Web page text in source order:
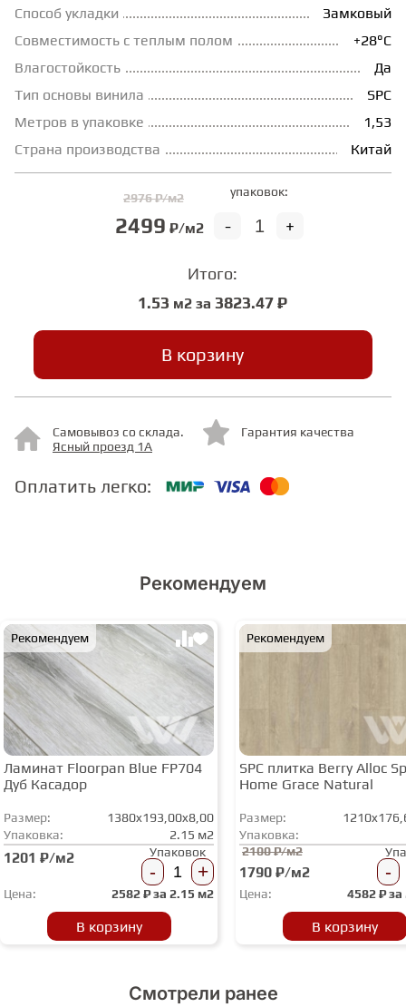
МАССИВНАЯ ДОСКА
ИСКУССТВЕННАЯ ТРАВА
ФАНЕРА
МИНЕРАЛЬНО-КАМЕННЫЙ
ЛАМИНАТ MSPC
ЛАМИНАТ SWF
Способ укладки
Замковый
Совместимость с теплым полом
+28°С
Влагостойкость
Да
Тип основы винила
SPC
Метров в упаковке
1,53
Страна производства
Китай
2976 ₽/м2
2499 ₽/м2
упаковок:
+
-
Итого:
1.53 м2 за 3823.47 ₽
В корзину
Самовывоз со склада.
Ясный проезд 1А
Гарантия качества
Оплатить легко:
Рекомендуем
Рекомендуем
Ламинат Floorpan Blue FP704
Дуб Касадор
Размер:
1380x193,00x8,00
Упаковка:
2.15 м2
1201 ₽/м2 Упаковок
- +
Цена: 2582₽ за 2.15 м2
В корзину
Рекомендуем
SPC плитка Berry Alloc
Home Grace Natural
Размер:
Упаковка:
2100 ₽/м2
1790 ₽/м2 -
Цена: 4582₽ за
В корзину
Смотрели ранее